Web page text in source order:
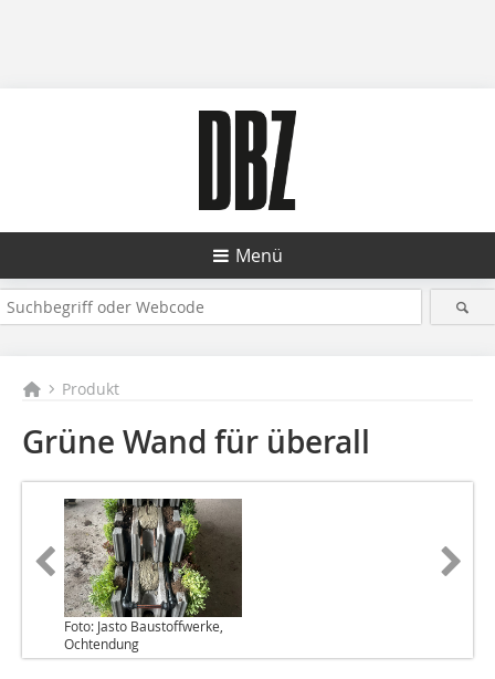
Menü
Produkt
Grüne Wand für überall
Foto: Jasto Baustoffwerke,
Ochtendung